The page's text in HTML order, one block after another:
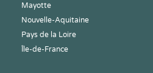
Mayotte
Nouvelle-Aquitaine
Pays de la Loire
Île-de-France